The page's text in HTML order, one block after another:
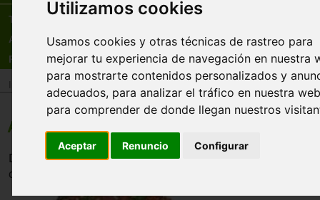
Utilizamos cookies
Usamos cookies y otras técnicas de rastreo para
mejorar tu experiencia de navegación en nuestra
para mostrarte contenidos personalizados y
adecuados, para analizar el tráfico en nuestra
para comprender de donde llegan nuestros
Aceptar Renuncio Configurar
Tienda
Actualidad
Registro
Recetas
Acelgas con tomate
Deliciosa y nutrtiva receta de acelgas con tomate. Ideal
con una carne.